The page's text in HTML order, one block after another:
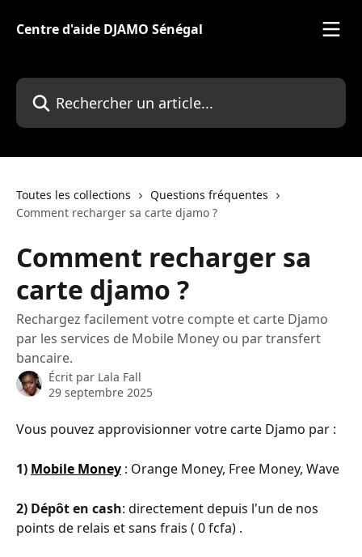
Centre d'aide DJAMO Sénégal
Rechercher un article...
Toutes les collections
Questions fréquentes
Comment recharger sa carte djamo ?
Comment recharger sa
carte djamo ?
Rechargez facilement votre compte et carte Djamo
par les services de Mobile Money ou par transfert
bancaire.
Écrit par Lala Fall
29 septembre 2025
Vous pouvez approvisionner votre carte Djamo par :
1) Mobile Money : Orange Money, Free Money, Wave
2) Dépôt en cash: directement depuis l'un de nos
points de relais et sans frais ( 0 fcfa) .